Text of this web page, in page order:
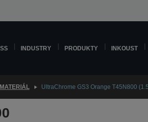
INDUSTRY PRODUKTY INKOUST
UltraChrome GS3 Orange T45N800